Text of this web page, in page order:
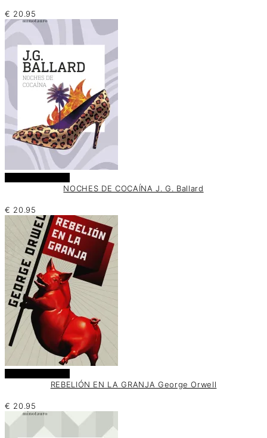
€ 20.95
NOCHES DE COCAÍNA J. G. Ballard
€ 20.95
REBELIÓN EN LA GRANJA George Orwell
€ 20.95